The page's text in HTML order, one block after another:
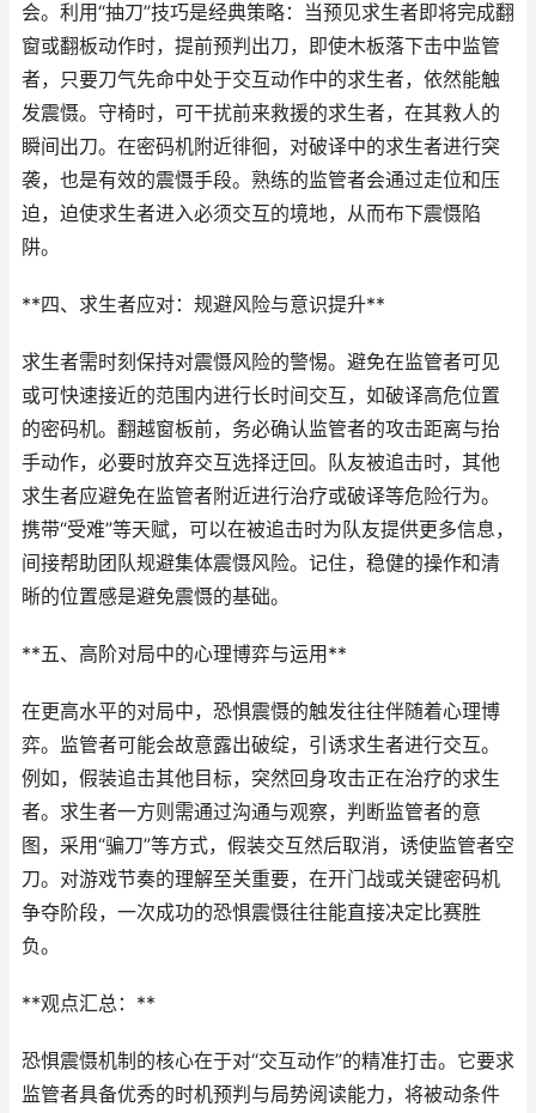
会。利用“抽刀”技巧是经典策略：当预见求生者即将完成翻
窗或翻板动作时，提前预判出刀，即使木板落下击中监管
者，只要刀气先命中处于交互动作中的求生者，依然能触
发震慑。守椅时，可干扰前来救援的求生者，在其救人的
瞬间出刀。在密码机附近徘徊，对破译中的求生者进行突
袭，也是有效的震慑手段。熟练的监管者会通过走位和压
迫，迫使求生者进入必须交互的境地，从而布下震慑陷
阱。
**四、求生者应对：规避风险与意识提升**
求生者需时刻保持对震慑风险的警惕。避免在监管者可见
或可快速接近的范围内进行长时间交互，如破译高危位置
的密码机。翻越窗板前，务必确认监管者的攻击距离与抬
手动作，必要时放弃交互选择迂回。队友被追击时，其他
求生者应避免在监管者附近进行治疗或破译等危险行为。
携带“受难”等天赋，可以在被追击时为队友提供更多信息，
间接帮助团队规避集体震慑风险。记住，稳健的操作和清
晰的位置感是避免震慑的基础。
**五、高阶对局中的心理博弈与运用**
在更高水平的对局中，恐惧震慑的触发往往伴随着心理博
弈。监管者可能会故意露出破绽，引诱求生者进行交互。
例如，假装追击其他目标，突然回身攻击正在治疗的求生
者。求生者一方则需通过沟通与观察，判断监管者的意
图，采用“骗刀”等方式，假装交互然后取消，诱使监管者空
刀。对游戏节奏的理解至关重要，在开门战或关键密码机
争夺阶段，一次成功的恐惧震慑往往能直接决定比赛胜
负。
**观点汇总：**
恐惧震慑机制的核心在于对“交互动作”的精准打击。它要求
监管者具备优秀的时机预判与局势阅读能力，将被动条件